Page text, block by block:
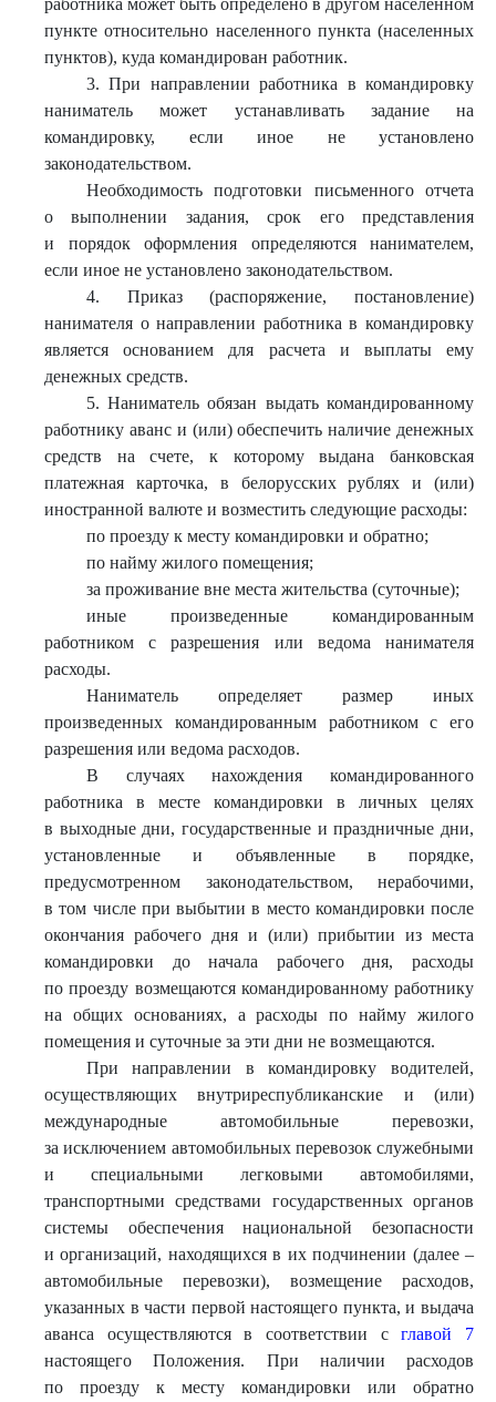
работника может быть определено в другом населенном
пункте относительно населенного пункта (населенных
пунктов), куда командирован работник.
3. При направлении работника в командировку
наниматель может устанавливать задание на
командировку, если иное не установлено
законодательством.
Необходимость подготовки письменного отчета
о выполнении задания, срок его представления
и порядок оформления определяются нанимателем,
если иное не установлено законодательством.
4. Приказ (распоряжение, постановление)
нанимателя о направлении работника в командировку
является основанием для расчета и выплаты ему
денежных средств.
5. Наниматель обязан выдать командированному
работнику аванс и (или) обеспечить наличие денежных
средств на счете, к которому выдана банковская
платежная карточка, в белорусских рублях и (или)
иностранной валюте и возместить следующие расходы:
по проезду к месту командировки и обратно;
по найму жилого помещения;
за проживание вне места жительства (суточные);
иные произведенные командированным
работником с разрешения или ведома нанимателя
расходы.
Наниматель определяет размер иных
произведенных командированным работником с его
разрешения или ведома расходов.
В случаях нахождения командированного
работника в месте командировки в личных целях
в выходные дни, государственные и праздничные дни,
установленные и объявленные в порядке,
предусмотренном законодательством, нерабочими,
в том числе при выбытии в место командировки после
окончания рабочего дня и (или) прибытии из места
командировки до начала рабочего дня, расходы
по проезду возмещаются командированному работнику
на общих основаниях, а расходы по найму жилого
помещения и суточные за эти дни не возмещаются.
При направлении в командировку водителей,
осуществляющих внутриреспубликанские и (или)
международные автомобильные перевозки,
за исключением автомобильных перевозок служебными
и специальными легковыми автомобилями,
транспортными средствами государственных органов
системы обеспечения национальной безопасности
и организаций, находящихся в их подчинении (далее –
автомобильные перевозки), возмещение расходов,
указанных в части первой настоящего пункта, и выдача
аванса осуществляются в соответствии сглавой 7
настоящего Положения. При наличии расходов
по проезду к месту командировки или обратно